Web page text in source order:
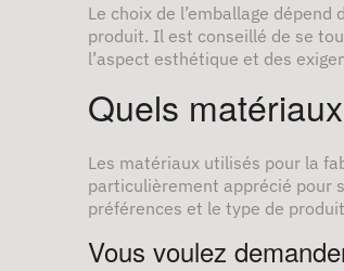
Le choix de l’emballage dépend
produit. Il est conseillé de se
l’aspect esthétique et des
Quels
Les matériaux utilisés pour la
particulièrement apprécié pour
préférences et le type de
Vous voulez